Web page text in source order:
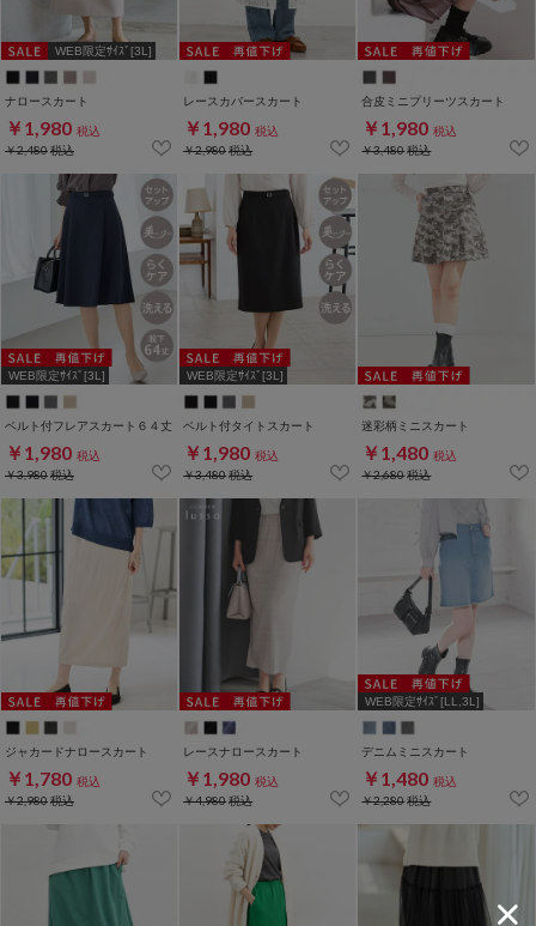
WEB限定ｻｲｽﾞ[3L]
ナロースカート
￥1,980 税込
￥2,480税込
レースカバースカート
￥1,980 税込
￥2,980税込
合皮ミニプリーツスカート
￥1,980 税込
￥3,480税込
WEB限定ｻｲｽﾞ[3L]
ベルト付フレアスカート６４丈
￥1,980 税込
￥3,980税込
WEB限定ｻｲｽﾞ[3L]
ベルト付タイトスカート
￥1,980 税込
￥3,480税込
迷彩柄ミニスカート
￥1,480 税込
￥2,680税込
ジャカードナロースカート
￥1,780 税込
￥2,980税込
レースナロースカート
￥1,980 税込
￥4,980税込
WEB限定ｻｲｽﾞ[LL,3L]
デニムミニスカート
￥1,480 税込
￥2,280税込